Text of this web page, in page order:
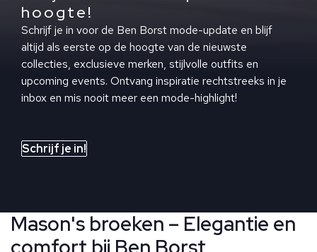
hoogte!
Schrijf je in voor de Ben Borst mode-update en blijf
altijd als eerste op de hoogte van de nieuwste
collecties, exclusieve merken, stijlvolle outfits en
upcoming events. Ontvang inspiratie rechtstreeks in je
inbox en mis nooit meer een mode-highlight!
Schrijf je in!
Mason's broeken – Elegantie en